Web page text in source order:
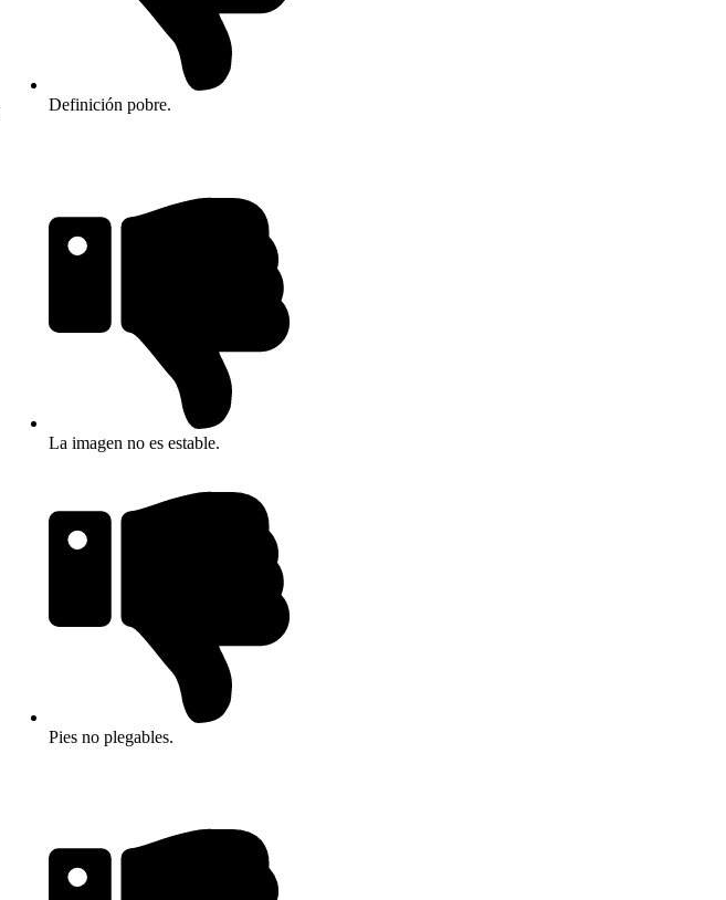
Definición pobre.
La imagen no es estable.
Pies no plegables.